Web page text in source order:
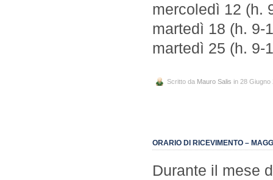
mercoledì 12 (h.
martedì 18 (h. 9-
martedì 25 (h. 9-
Scritto da Mauro Salis in 28 Giugno
ORARIO DI RICEVIMENTO –
Durante il mese